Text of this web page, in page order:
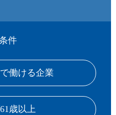
件
働ける企業
歳以上